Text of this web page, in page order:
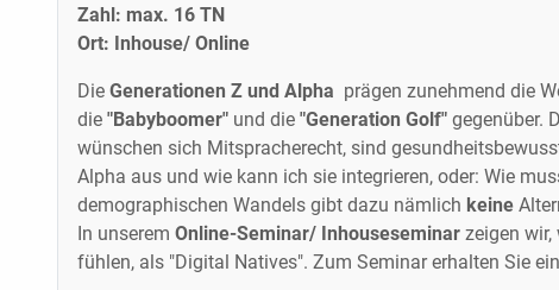
Zahl: max. 16 TN
Ort: Inhouse/ Online
Die Generationen Z und Alpha prägen zunehmend die
die "Babyboomer" und die "Generation Golf" gegenüber.
wünschen sich Mitspracherecht, sind
Alpha aus und wie kann ich sie integrieren, oder: Wie
demographischen Wandels gibt dazu nämlich keine
In unserem Online-Seminar/ Inhouseseminar zeigen
fühlen, als "Digital Natives". Zum Seminar erhalten Sie ein